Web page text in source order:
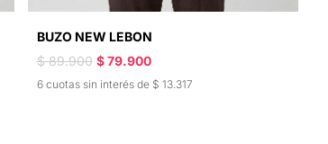
BUZO NEW LEBON
$ 89.900 $ 79.900
6 cuotas sin interés de $ 13.317